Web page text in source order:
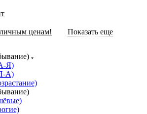
ценам!
Показать еще
Я)
А)